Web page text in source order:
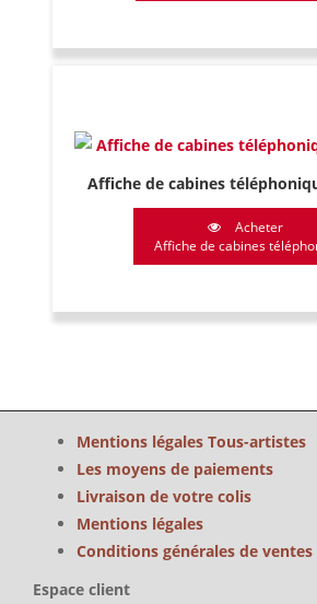
Affiche de cabines
Acheter
Affiche de cabines
Mentions légales Tous-artistes
Les moyens de paiements
Livraison de votre colis
Mentions légales
Conditions générales de ventes
Espace client